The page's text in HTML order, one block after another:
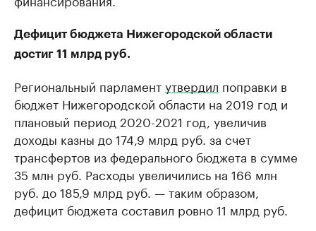
Дефицит бюджета Нижегородской области
достиг 11 млрд руб.
Региональный парламентутвердил поправки в
бюджет Нижегородской области на 2019 год и
плановый период 2020-2021 год, увеличив
доходы казны до 174,9 млрд руб. за счет
трансфертов из федерального бюджета в сумме
35 млн руб. Расходы увеличились на 166 млн
руб. до 185,9 млрд руб. — таким образом,
дефицит бюджета составил ровно 11 млрд руб.